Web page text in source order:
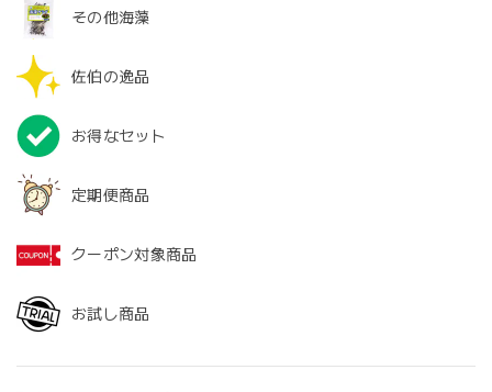
その他海藻
佐伯の逸品
お得なセット
定期便商品
クーポン対象商品
お試し商品